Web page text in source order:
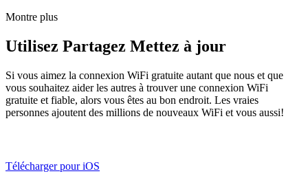
Montre plus
Utilisez Partagez Mettez à jour
Si vous aimez la connexion WiFi gratuite autant que nous et que
vous souhaitez aider les autres à trouver une connexion WiFi
gratuite et fiable, alors vous êtes au bon endroit. Les vraies
personnes ajoutent des millions de nouveaux WiFi et vous aussi!
Télécharger pour iOS